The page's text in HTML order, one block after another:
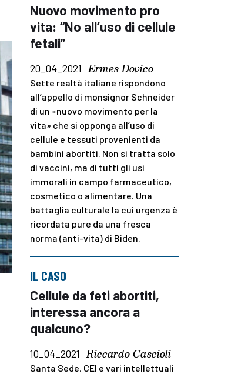
Nuovo movimento pro
vita: “No all’uso di cellule
fetali”
20_04_2021 Ermes Dovico
Sette realtà italiane rispondono
all’appello di monsignor Schneider
di un «nuovo movimento per la
vita» che si opponga all’uso di
cellule e tessuti provenienti da
bambini abortiti. Non si tratta solo
di vaccini, ma di tutti gli usi
immorali in campo farmaceutico,
cosmetico o alimentare. Una
battaglia culturale la cui urgenza è
ricordata pure da una fresca
norma (anti-vita) di Biden.
IL CASO
Cellule da feti abortiti,
interessa ancora a
qualcuno?
10_04_2021 Riccardo Cascioli
Santa Sede, CEI e vari intellettuali